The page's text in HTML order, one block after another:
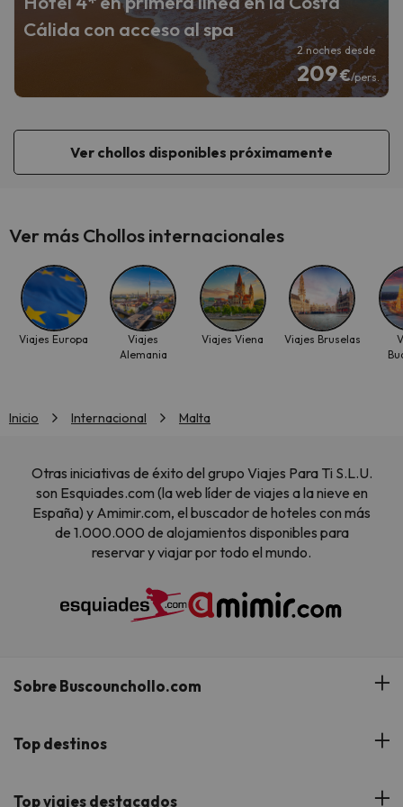
Cálida con acceso al spa
2 noches desde
209€/pers.
Ver chollos disponibles próximamente
Ver más Chollos internacionales
Viajes Europa
Viajes
Alemania
Viajes Viena Viajes Bruselas
Inicio Internacional Malta
Otras iniciativas de éxito del grupo Viajes Para Ti S.L.U.
son Esquiades.com (la web líder de viajes a la nieve en
España) y Amimir.com, el buscador de hoteles con más
de 1.000.000 de alojamientos disponibles para
reservar y viajar por todo el mundo.
Sobre Buscounchollo.com
¿Quiénes somos?
Top destinos
Hoteles Andalucía
Top viajes destacados